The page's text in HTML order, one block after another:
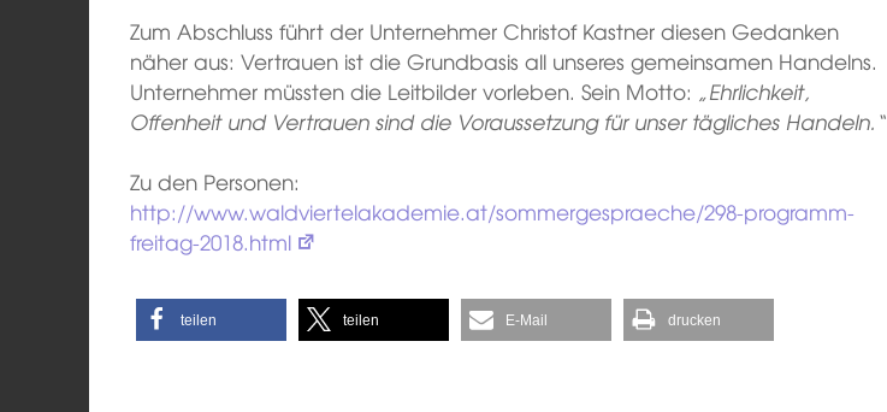
Zum Abschluss führt der Unternehmer Christof Kastner diesen Gedanken
näher aus: Vertrauen ist die Grundbasis all unseres gemeinsamen Handelns.
Unternehmer müssten die Leitbilder vorleben. Sein Motto: „Ehrlichkeit,
Offenheit und Vertrauen sind die Voraussetzung für unser tägliches Handeln.“
Zu den Personen:
http://www.waldviertelakademie.at/sommergespraeche/298-programm-
freitag-2018.html
teilen teilen E-Mail drucken